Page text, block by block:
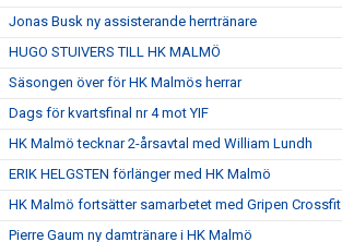
Jonas Busk ny assisterande herrtränare
HUGO STUIVERS TILL HK MALMÖ
Säsongen över för HK Malmös herrar
Dags för kvartsfinal nr 4 mot YIF
HK Malmö tecknar 2-årsavtal med William Lundh
ERIK HELGSTEN förlänger med HK Malmö
HK Malmö fortsätter samarbetet med Gripen Crossfit
Pierre Gaum ny damtränare i HK Malmö